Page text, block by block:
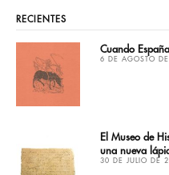
RECIENTES
Cuando
6 DE AGOSTO
El Museo de
una nueva
30 DE JULIO DE